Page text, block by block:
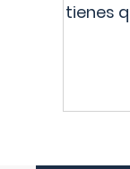
tienes